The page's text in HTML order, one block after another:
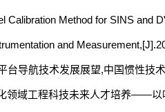
Calibration Method for SINS and
and
台导航技术发展展望,中国惯性技
领域工程科技未来人才培养——